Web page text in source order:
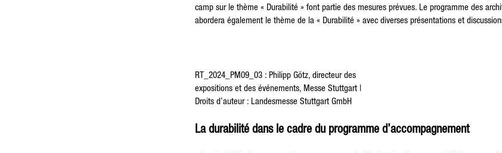
camp sur le thème « Durabilité » font partie des mesures prévues. Le programme des
abordera également le thème de la « Durabilité » avec diverses présentations et
RT_2024_PM09_03 : Philipp Götz, directeur des
expositions et des événements, Messe Stuttgart |
Droits d’auteur : Landesmesse Stuttgart GmbH
La durabilité dans le cadre du programme d’accompagnement